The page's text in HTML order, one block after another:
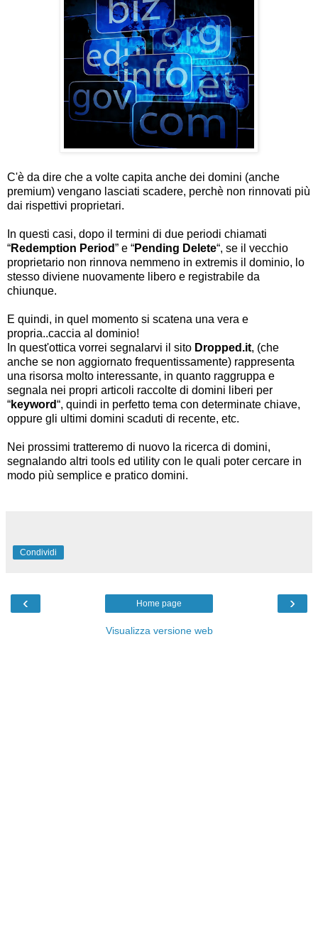
C'è da dire che a volte capita anche dei domini (anche
premium) vengano lasciati scadere, perchè non rinnovati più
dai rispettivi proprietari.
In questi casi, dopo il termini di due periodi chiamati
“Redemption Period” e “Pending Delete“, se il vecchio
proprietario non rinnova nemmeno in extremis il dominio, lo
stesso diviene nuovamente libero e registrabile da
chiunque.
E quindi, in quel momento si scatena una vera e
propria..caccia al dominio!
In quest'ottica vorrei segnalarvi il sito Dropped.it, (che
anche se non aggiornato frequentissamente) rappresenta
una risorsa molto interessante, in quanto raggruppa e
segnala nei propri articoli raccolte di domini liberi per
“keyword“, quindi in perfetto tema con determinate chiave,
oppure gli ultimi domini scaduti di recente, etc.
Nei prossimi tratteremo di nuovo la ricerca di domini,
segnalando altri tools ed utility con le quali poter cercare in
modo più semplice e pratico domini.
Condividi
‹ ›
Home page
Visualizza versione web